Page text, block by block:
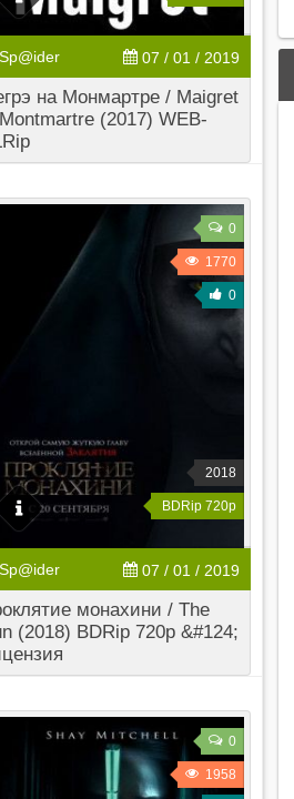
Sp@ider 07 / 01 / 2019
на Монмартре / Maigret
(2017) WEB-
0
1770
0
2018
BDRip 720p
Sp@ider 07 / 01 / 2019
монахини / The
(2018) BDRip 720p &#124;
0
1958